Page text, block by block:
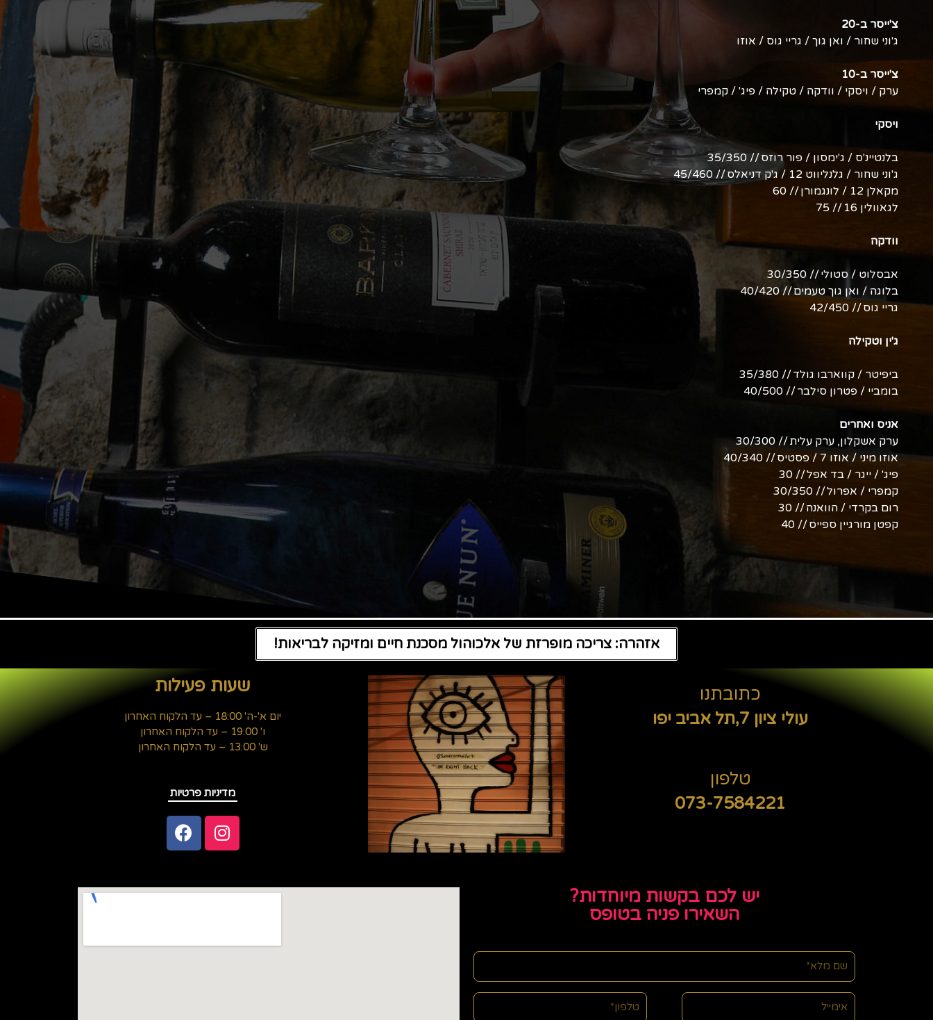
צ'ייסר ב-20
ג'וני שחור / ואן גוך / גריי גוס / אוזו
צ'ייסר ב-10
ערק / ויסקי / וודקה / טקילה / פיג' / קמפרי
ויסקי
בלנטיינ'ס / ג'ימסון / פור רוזס // 35/350
ג'וני שחור / גלנליווט 12 / ג'ק דניאלס // 45/460
מקאלן 12 / לונגמורן // 60
לגאוולין 16 // 75
וודקה
אבסלוט / סטולי // 30/350
בלוגה / ואן גוך טעמים // 40/420
גריי גוס // 42/450
ג'ין וטקילה
ביפיטר / קווארבו גולד // 35/380
בומביי / פטרון סילבר // 40/500
אניס ואחרים
ערק אשקלון, ערק עלית // 30/300
אוזו מיני / אוזו 7 / פסטיס // 40/340
פיג' / ייגר / בד אפל // 30
קמפרי / אפרול // 30/350
רום בקרדי / הוואנה // 30
קפטן מורגיין ספייס // 40
אזהרה: צריכה מופרזת של אלכוהול מסכנת חיים ומזיקה לבריאות!
כתובתנו
עולי ציון 7,תל אביב יפו
טלפון
073-7584221
שעות פעילות
יום א'-ה'18:00 – עד הלקוח האחרון
ו'19:00 – עד הלקוח האחרון
ש' 13:00 – עד הלקוח האחרון
מדיניות פרטיות
יש לכם בקשות מיוחדות?
השאירו פניה בטופס